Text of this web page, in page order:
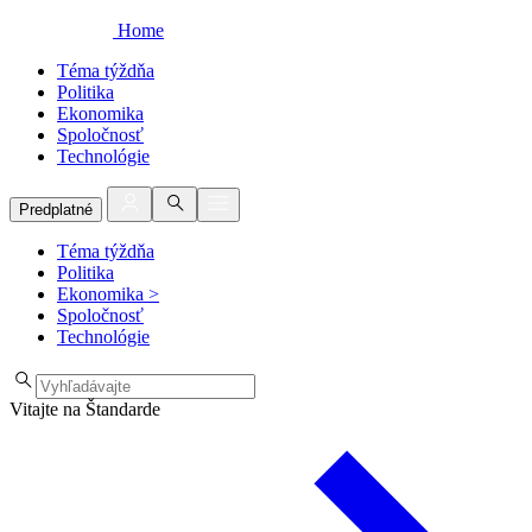
Home
Téma týždňa
Politika
Ekonomika
Spoločnosť
Technológie
Predplatné
Téma týždňa
Politika
Ekonomika >
Spoločnosť
Technológie
Vitajte na Štandarde